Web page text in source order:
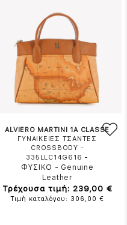
ALVIERO MARTINI 1A CLASSE
ΓΥΝΑΙΚΕΙΕΣ ΤΣΑΝΤΕΣ
CROSSBODY -
335LLC14G616 -
ΦΥΣΙΚΟ - Genuine
Leather
Τρέχουσα τιμή: 239,00 €
Τιμή καταλόγου: 306,00 €